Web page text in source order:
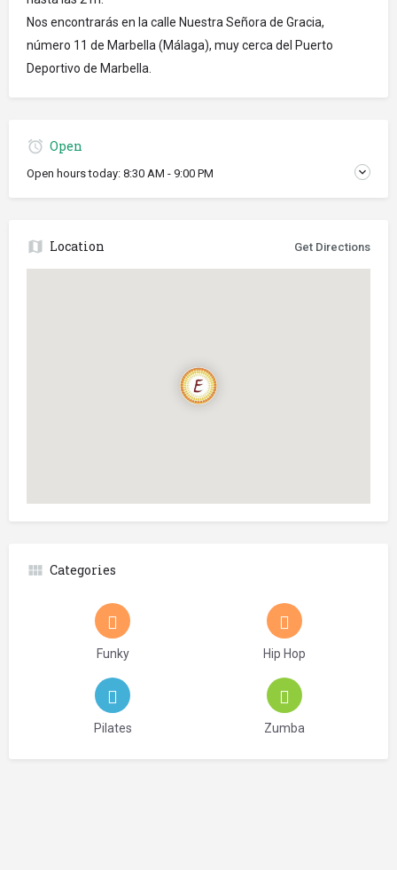
Nos encontrarás en la calle Nuestra Señora de Gracia,
número 11 de Marbella (Málaga), muy cerca del Puerto
Deportivo de Marbella.
Open
Open hours today: 8:30 AM - 9:00 PM
Location Get Directions
Categories
Funky Hip Hop
Pilates Zumba